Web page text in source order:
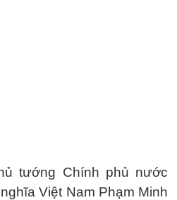
tướng Chính phủ nước
Việt Nam Phạm Minh